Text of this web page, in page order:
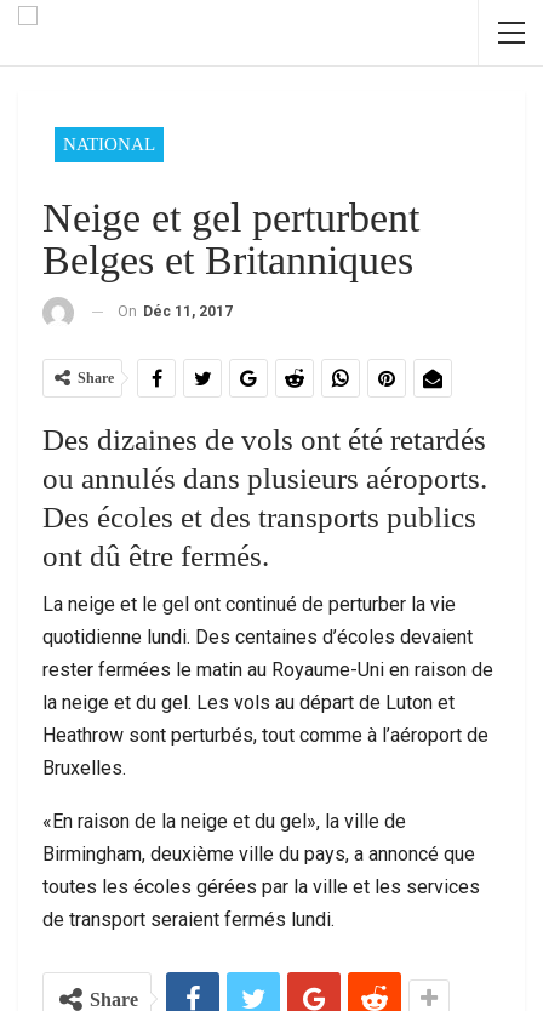
NATIONAL
Neige et gel perturbent
Belges et Britanniques
On Déc 11, 2017
Share
Des dizaines de vols ont été retardés
ou annulés dans plusieurs aéroports.
Des écoles et des transports publics
ont dû être fermés.
La neige et le gel ont continué de perturber la vie
quotidienne lundi. Des centaines d’écoles devaient
rester fermées le matin au Royaume-Uni en raison de
la neige et du gel. Les vols au départ de Luton et
Heathrow sont perturbés, tout comme à l’aéroport de
Bruxelles.
«En raison de la neige et du gel», la ville de
Birmingham, deuxième ville du pays, a annoncé que
toutes les écoles gérées par la ville et les services
de transport seraient fermés lundi.
Share